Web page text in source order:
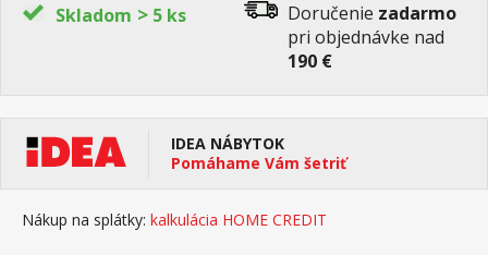
Skladom > 5 ks Doručenie zadarmo
pri objednávke nad
190 €
IDEA NÁBYTOK
Pomáhame Vám šetriť
Nákup na splátky: kalkulácia HOME CREDIT